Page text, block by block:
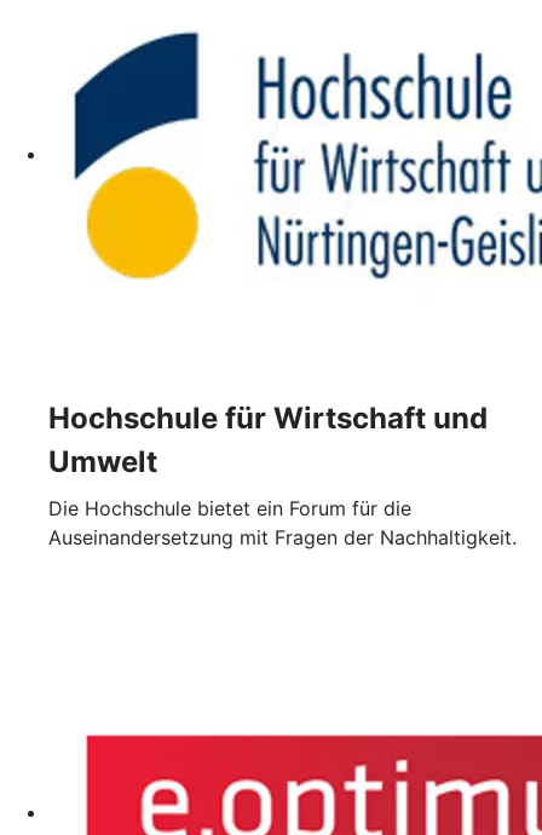
Hochschule für Wirtschaft und
Umwelt
Die Hochschule bietet ein Forum für die
Auseinandersetzung mit Fragen der Nachhaltigkeit.